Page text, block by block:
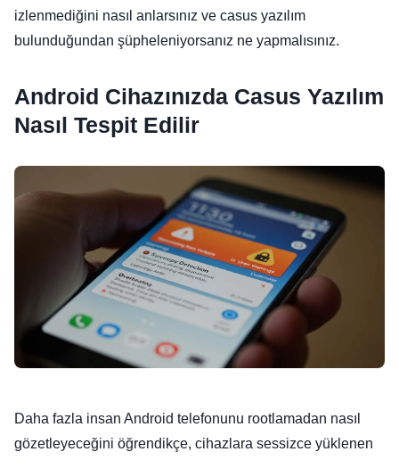
izlenmediğini nasıl anlarsınız ve casus yazılım
bulunduğundan şüpheleniyorsanız ne yapmalısınız.
Android Cihazınızda Casus Yazılım
Nasıl Tespit Edilir
Daha fazla insan Android telefonunu rootlamadan nasıl
gözetleyeceğini öğrendikçe, cihazlara sessizce yüklenen